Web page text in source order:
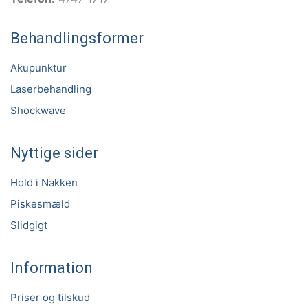
Behandlingsformer
Akupunktur
Laserbehandling
Shockwave
Nyttige sider
Hold i Nakken
Piskesmæld
Slidgigt
Information
Priser og tilskud